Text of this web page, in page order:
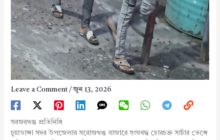
Leave a Comment /জুন 13, 2026
সরজরগঞ্জ প্রতিনিধি
চুয়াডাঙ্গা সদর উপজেলার সরোজগঞ্জ বাজারে সংঘবদ্ধ চোরচক্র সার্টার ভেঙ্গে